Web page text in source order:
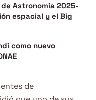
Astronomia 2025-
espacial y el Big
como nuevo
de